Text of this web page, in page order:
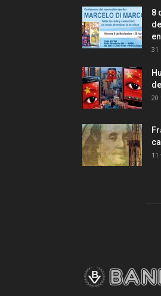
8
31
20